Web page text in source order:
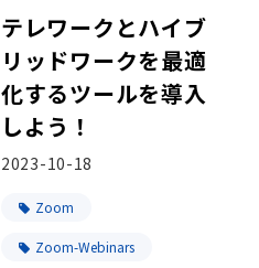
テレワークとハイブ
リッドワークを最適
化するツールを導入
しよう！
2023-10-18
Zoom
Zoom-Webinars